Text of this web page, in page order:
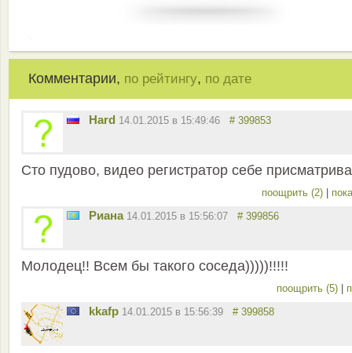
Комментарии, по рейтингу, по дате
Hard 14.01.2015 в 15:49:46 # 399853
Сто пудово, видео регистратор себе
поощрить (2)
Риана 14.01.2015 в 15:56:07 # 399856
Молодец!! Всем бы такого соседа)))))!!!!!
поощрить (5)
kkafp 14.01.2015 в 15:56:39 # 399858